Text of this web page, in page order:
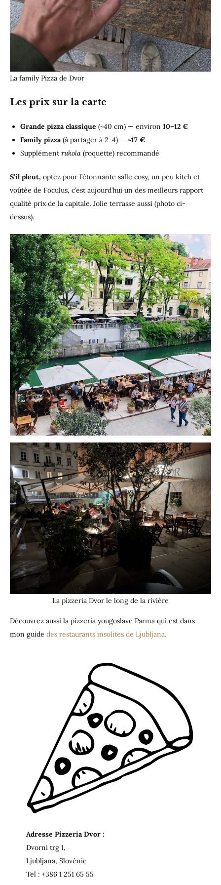
La family Pizza de Dvor
Les prix sur la carte
Grande pizza classique (~40 cm) — environ 10–12 €
Family pizza(à partager à 2-4) — ~17 €
Supplément rukola (roquette) recommandé
S’il pleut, optez pour l’étonnante salle cosy, un peu kitch et
voûtée de Foculus, c’est aujourd’hui un des meilleurs rapport
qualité prix de la capitale. Jolie terrasse aussi (photo ci-
dessus).
La pizzeria Dvor le long de la rivière
Découvrez aussi la pizzeria yougoslave Parma qui est dans
mon guide des restaurants insolites de Ljubljana.
Adresse Pizzeria Dvor :
Dvorni trg 1,
Ljubljana, Slovénie
Tel : +386 1 251 65 55